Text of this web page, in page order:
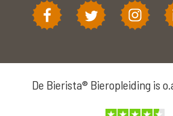
De Bierista® Bieropleiding is